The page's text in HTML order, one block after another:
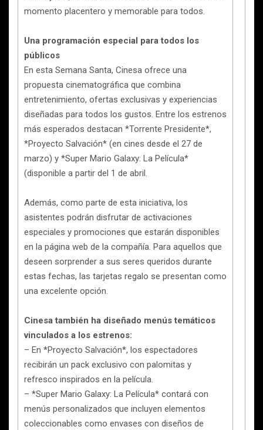
momento placentero y memorable para todos.
Una programación especial para todos los
públicos
En esta Semana Santa, Cinesa ofrece una
propuesta cinematográfica que combina
entretenimiento, ofertas exclusivas y experiencias
diseñadas para todos los gustos. Entre los estrenos
más esperados destacan *Torrente Presidente*,
*Proyecto Salvación* (en cines desde el 27 de
marzo) y *Super Mario Galaxy: La Película*
(disponible a partir del 1 de abril.
Además, como parte de esta iniciativa, los
asistentes podrán disfrutar de activaciones
especiales y promociones que estarán disponibles
en la página web de la compañía. Para aquellos que
deseen sorprender a sus seres queridos durante
estas fechas, las tarjetas regalo se presentan como
una excelente opción.
Cinesa también ha diseñado menús temáticos
vinculados a los estrenos:
– En *Proyecto Salvación*, los espectadores
recibirán un pack exclusivo con palomitas y
refresco inspirados en la película.
– *Super Mario Galaxy: La Película* contará con
menús personalizados que incluyen elementos
coleccionables como envases con diseños de